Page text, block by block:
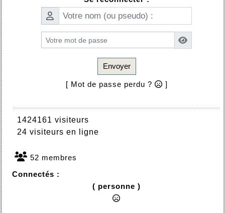
Envoyer
[ Mot de passe perdu ? ]
1424161 visiteurs
24 visiteurs en ligne
52 membres
Connectés :
( personne )